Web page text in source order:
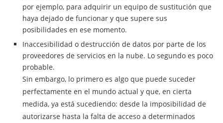
por ejemplo, para adquirir un equipo de sustitución que
haya dejado de funcionar y que supere sus
posibilidades en ese momento.
Inaccesibilidad o destrucción de datos por parte de los
proveedores de servicios en la nube. Lo segundo es poco
probable.
Sin embargo, lo primero es algo que puede suceder
perfectamente en el mundo actual y que, en cierta
medida, ya está sucediendo: desde la imposibilidad de
autorizarse hasta la falta de acceso a determinados